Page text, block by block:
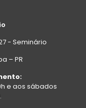
- Seminário
– PR
e aos sábados